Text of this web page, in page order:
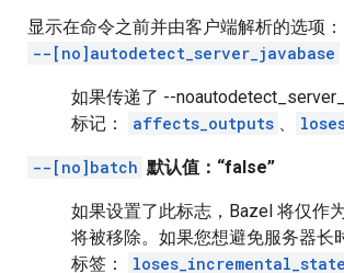
显示在命令之前并由客户端解析的选项：
--[no]autodetect_server_javabase
如果传递了 --
标记：
affects_outputs 、
--[no]batch 默认值：“false”
如果设置了此标志，Bazel 将仅作
将被移除。如果您想避免服务器长
标签：
loses_incremental_state